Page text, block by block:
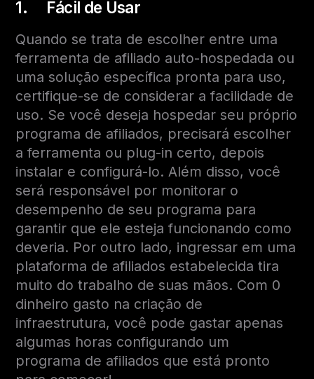
1. Fácil de Usar
Quando se trata de escolher entre uma
ferramenta de afiliado auto-hospedada ou
uma solução específica pronta para uso,
certifique-se de considerar a facilidade de
uso. Se você deseja hospedar seu próprio
programa de afiliados, precisará escolher
a ferramenta ou plug-in certo, depois
instalar e configurá-lo. Além disso, você
será responsável por monitorar o
desempenho de seu programa para
garantir que ele esteja funcionando como
deveria. Por outro lado, ingressar em uma
plataforma de afiliados estabelecida tira
muito do trabalho de suas mãos. Com 0
dinheiro gasto na criação de
infraestrutura, você pode gastar apenas
algumas horas configurando um
programa de afiliados que está pronto